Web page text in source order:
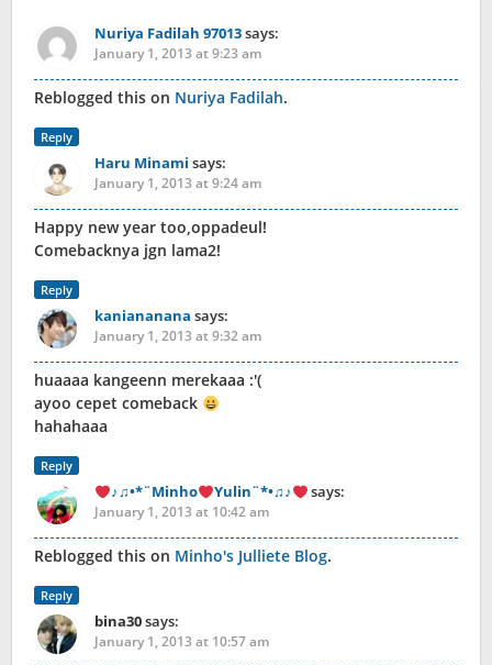
Nuriya Fadilah 97013says:
January 1, 2013 at 9:23 am
Reblogged this on Nuriya Fadilah.
Reply
Haru Minami says:
January 1, 2013 at 9:24 am
Happy new year too,oppadeul!
Comebacknya jgn lama2!
Reply
kaniananana says:
January 1, 2013 at 9:32 am
huaaaa kangeenn merekaaa :'(
ayoo cepet comeback
hahahaaa
Reply
♪♫•*¨Minho Yulin¨*•♫♪ says:
January 1, 2013 at 10:42 am
Reblogged this on Minho's Julliete Blog.
Reply
bina30says:
January 1, 2013 at 10:57 am